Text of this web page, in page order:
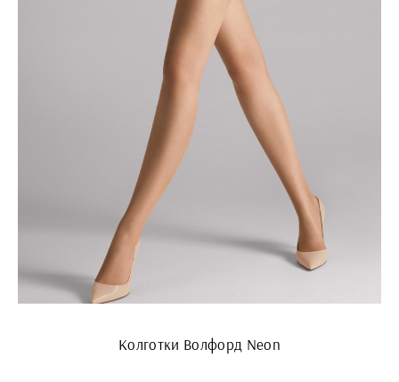
Колготки Волфорд Neon